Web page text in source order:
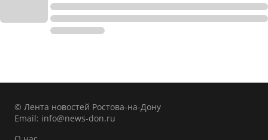
© Лента новостей Ростова-на-Дону
Email: info@news-don.ru